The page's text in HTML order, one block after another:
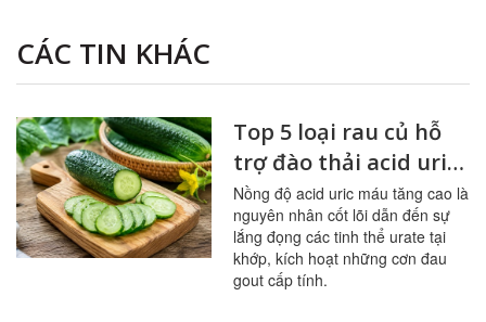
CÁC TIN KHÁC
Top 5 loại rau củ hỗ
trợ đào thải acid uric,
bảo vệ khớp
Nồng độ acid uric máu tăng cao là
nguyên nhân cốt lõi dẫn đến sự
lắng đọng các tinh thể urate tại
khớp, kích hoạt những cơn đau
gout cấp tính.